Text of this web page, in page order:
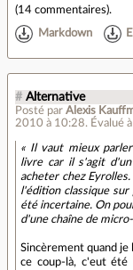
(14 commentaires).
Markdown
# Alternative
Posté par Alexis
2010 à 10:28. Évalué à
« Il vaut mieux
livre car il s'agit
acheter chez
l'édition classique
été incertaine. On
d'une chaîne de
Sincèrement quand je
ce coup-là, c'eut